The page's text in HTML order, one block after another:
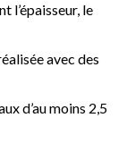
l’épaisseur, le
avec des
d’au moins 2,5